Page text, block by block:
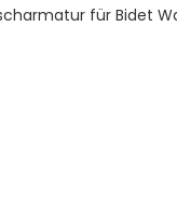
für Bidet